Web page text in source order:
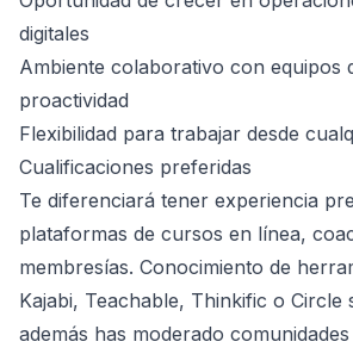
digitales
Ambiente colaborativo con equipos
proactividad
Flexibilidad para trabajar desde
Cualificaciones preferidas
Te diferenciará tener experiencia
plataformas de cursos en línea,
membresías. Conocimiento de
Kajabi, Teachable, Thinkific o Circle
además has moderado